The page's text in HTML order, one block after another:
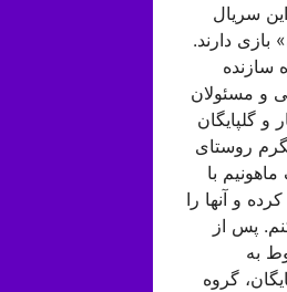
سریال
بازی دارند.
و مسئولان
گلپایگان
روستای
با
و آنها را
پس از
به
گروه